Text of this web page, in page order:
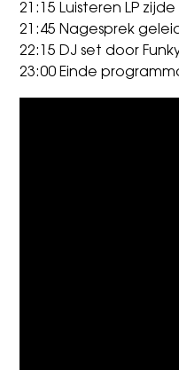
21:15 Luisteren LP zijde
21:45 Nagesprek
22:15 DJ set door
23:00 Einde